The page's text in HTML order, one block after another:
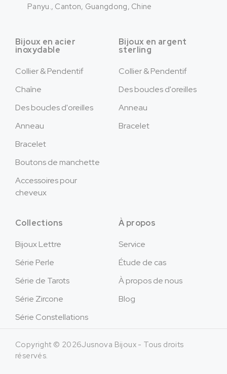
Panyu., Canton, Guangdong, Chine
Bijoux en acier
inoxydable
Collier & Pendentif
Chaîne
Des boucles d'oreilles
Anneau
Bracelet
Boutons de manchette
Accessoires pour
cheveux
Bijoux en argent
sterling
Collier & Pendentif
Des boucles d'oreilles
Anneau
Bracelet
Collections
Bijoux Lettre
Série Perle
Série de Tarots
Série Zircone
Série Constellations
À propos
Service
Étude de cas
À propos de nous
Blog
Copyright © 2026Jusnova Bijoux - Tous droits
réservés.